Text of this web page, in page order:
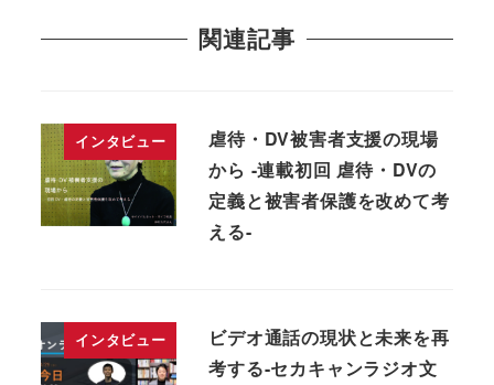
関連記事
インタビュー
虐待・DV被害者支援の現場
から -連載初回 虐待・DVの
定義と被害者保護を改めて考
える-
インタビュー
ビデオ通話の現状と未来を再
考する-セカキャンラジオ文